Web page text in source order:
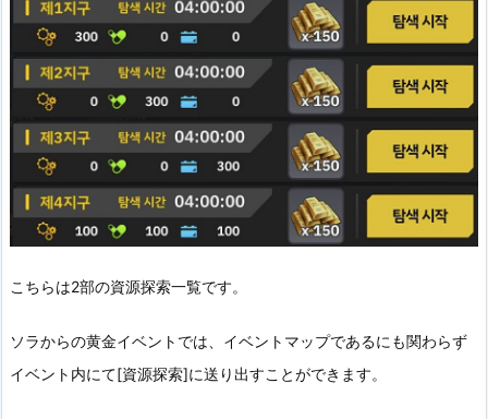
こちらは2部の資源探索一覧です。
ソラからの黄金イベントでは、イベントマップであるにも関わらず
イベント内にて[資源探索]に送り出すことができます。